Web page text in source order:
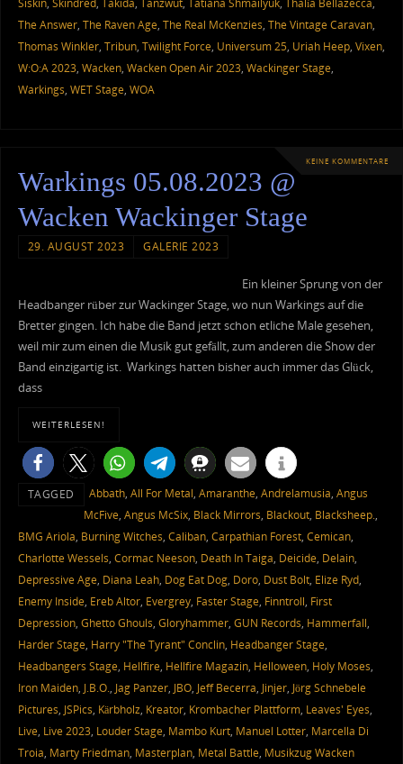
Siskin, Skindred, Takida, Tanzwut, Tatiana Shmailyuk, Thalìa Bellazecca,
The Answer, The Raven Age, The Real McKenzies, The Vintage Caravan,
Thomas Winkler, Tribun, Twilight Force, Universum 25, Uriah Heep, Vixen,
W:O:A 2023, Wacken, Wacken Open Air 2023, Wackinger Stage,
Warkings, WET Stage, WOA
KEINE KOMMENTARE
Warkings 05.08.2023 @
Wacken Wackinger Stage
29. AUGUST 2023 GALERIE 2023
Ein kleiner Sprung von der
Headbanger rüber zur Wackinger Stage, wo nun Warkings auf die
Bretter gingen. Ich habe die Band jetzt schon etliche Male gesehen,
weil mir zum einen die Musik gut gefällt, zum anderen die Show der
Band einzigartig ist. Warkings hatten bisher auch immer das Glück,
dass
WEITERLESEN!
TAGGED Abbath, All For Metal, Amaranthe, Andrelamusia, Angus
McFive, Angus McSix, Black Mirrors, Blackout, Blacksheep.,
BMG Ariola, Burning Witches, Caliban, Carpathian Forest, Cemican,
Charlotte Wessels, Cormac Neeson, Death In Taiga, Deicide, Delain,
Depressive Age, Diana Leah, Dog Eat Dog, Doro, Dust Bolt, Elize Ryd,
Enemy Inside, Ereb Altor, Evergrey, Faster Stage, Finntroll, First
Depression, Ghetto Ghouls, Gloryhammer, GUN Records, Hammerfall,
Harder Stage, Harry "The Tyrant" Conclin, Headbanger Stage,
Headbangers Stage, Hellfire, Hellfire Magazin, Helloween, Holy Moses,
Iron Maiden, J.B.O., Jag Panzer, JBO, Jeff Becerra, Jinjer, Jörg Schnebele
Pictures, JSPics, Kärbholz, Kreator, Krombacher Plattform, Leaves' Eyes,
Live, Live 2023, Louder Stage, Mambo Kurt, Manuel Lotter, Marcella Di
Troia, Marty Friedman, Masterplan, Metal Battle, Musikzug Wacken